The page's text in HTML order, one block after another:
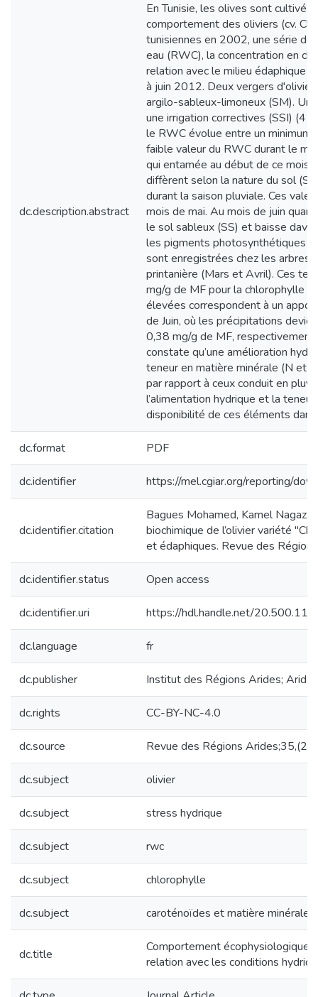
dc.description.abstract
En Tunisie, les olives sont
comportement des oliviers (cv.
tunisiennes en 2002, une série
eau (RWC), la concentration en
relation avec le milieu édaphique
à juin 2012. Deux vergers
argilo-sableux-limoneux (SM). Un
une irrigation correctives (SSI)
le RWC évolue entre un
faible valeur du RWC durant le
qui entamée au début de ce mois.
diffèrent selon la nature du sol
durant la saison pluviale. Ces
mois de mai. Au mois de juin
le sol sableux (SS) et baisse
les pigments photosynthétiques
sont enregistrées chez les arbres
printanière (Mars et Avril). Ces
mg/g de MF pour la chlorophylle
élevées correspondent à un
de Juin, où les précipitations
0,38 mg/g de MF,
constate qu’une amélioration
teneur en matière minérale (N et
par rapport à ceux conduit en
l’alimentation hydrique et la
disponibilité de ces éléments
dc.format PDF
dc.identifier https://mel.cgiar.org/reporting/
dc.identifier.citation
Bagues Mohamed, Kamel
biochimique de l’olivier variété
et édaphiques. Revue des
dc.identifier.status Open access
dc.identifier.uri https://hdl.handle.net/
dc.language fr
dc.publisher Institut des Régions Arides; Arid
dc.rights CC-BY-NC-4.0
dc.source Revue des Régions
dc.subject olivier
dc.subject stress hydrique
dc.subject rwc
dc.subject chlorophylle
dc.subject caroténoïdes et matière minérale.
dc.title
Comportement écophysiologique
relation avec les conditions